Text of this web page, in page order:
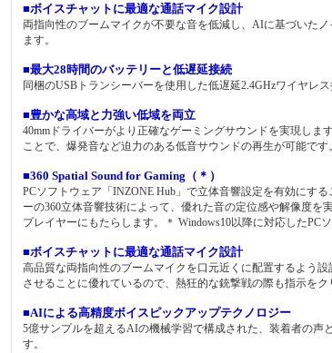
■ボイスチャットに最適な通話マイク設計
両指向性のブームマイクが不要な音を低減し、AIに基づいた
ます。
■最大28時間のバッテリーと低遅延接続
同梱のUSBトランシーバーを使用した低遅延2.4GHzワイヤレ
■豊かな高域と力強い低域を両立
40mmドライバーがより正確なゲーミングサウンドを実現し
ことで、爆発音など迫力のある低音サウンドの再生が可能です
■360 Spatial Sound for Gaming（＊）
PCソフトウェア「INZONE Hub」で立体音響設定を有効にす
ーの360立体音響技術によって、優れた音の定位感や解像度
プレイヤーにもたらします。＊ Windows10以降に対応した
■ボイスチャットに最適な通話マイク設計
高品質な両指向性のブームマイクを口元近くに配置するよう
させることに優れているので、熱狂的な銃撃戦の際も指示を
■AIによる高精度ボイスピックアップテクノロジー
5億サンプルを超えるAIの機械学習で構成された、装着者の声
す。